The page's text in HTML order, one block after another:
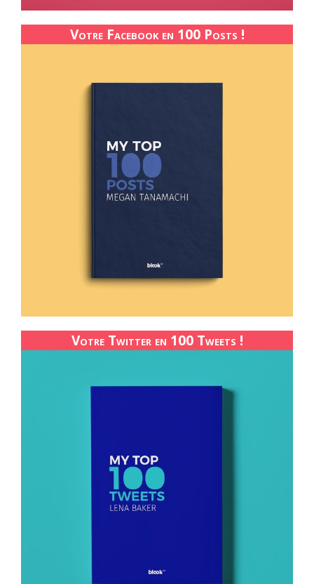
Votre Facebook en 100 Posts !
Votre Twitter en 100 Tweets !